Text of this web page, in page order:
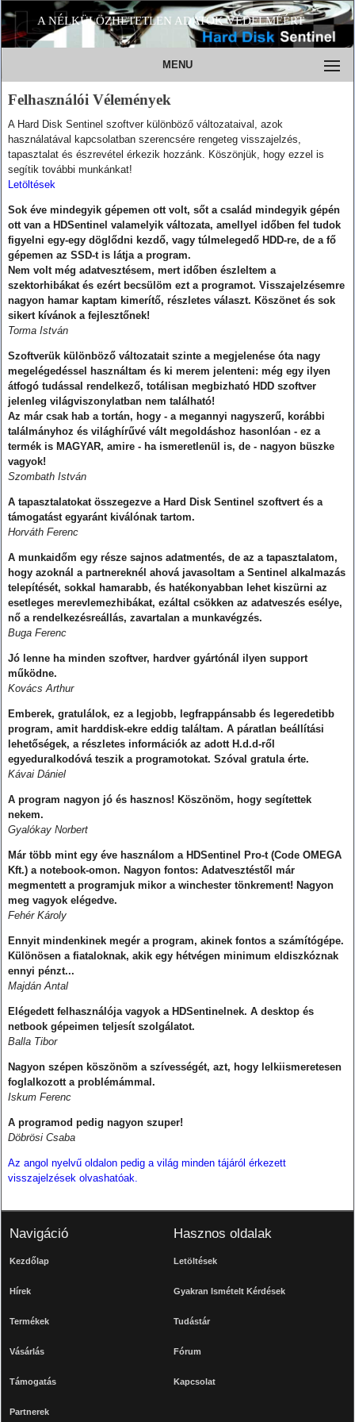
A NÉLKÜLÖZHETETLEN ADATOK VÉDELMÉÉRT
MENU
Felhasználói Vélemények
A Hard Disk Sentinel szoftver különböző változataival, azok
használatával kapcsolatban szerencsére rengeteg visszajelzés,
tapasztalat és észrevétel érkezik hozzánk. Köszönjük, hogy ezzel is
segítik további munkánkat!
Letöltések
Sok éve mindegyik gépemen ott volt, sőt a család mindegyik gépén
ott van a HDSentinel valamelyik változata, amellyel időben fel tudok
figyelni egy-egy döglődni kezdő, vagy túlmelegedő HDD-re, de a fő
gépemen az SSD-t is látja a program.
Nem volt még adatvesztésem, mert időben észleltem a
szektorhibákat és ezért becsülöm ezt a programot. Visszajelzésemre
nagyon hamar kaptam kimerítő, részletes választ. Köszönet és sok
sikert kívánok a fejlesztőnek!
Torma István
Szoftverük különböző változatait szinte a megjelenése óta nagy
megelégedéssel használtam és ki merem jelenteni: még egy ilyen
átfogó tudással rendelkező, totálisan megbizható HDD szoftver
jelenleg világviszonylatban nem található!
Az már csak hab a tortán, hogy - a megannyi nagyszerű, korábbi
találmányhoz és világhírűvé vált megoldáshoz hasonlóan - ez a
termék is MAGYAR, amire - ha ismeretlenül is, de - nagyon büszke
vagyok!
Szombath István
A tapasztalatokat összegezve a Hard Disk Sentinel szoftvert és a
támogatást egyaránt kiválónak tartom.
Horváth Ferenc
A munkaidőm egy része sajnos adatmentés, de az a tapasztalatom,
hogy azoknál a partnereknél ahová javasoltam a Sentinel alkalmazás
telepítését, sokkal hamarabb, és hatékonyabban lehet kiszürni az
esetleges merevlemezhibákat, ezáltal csökken az adatveszés esélye,
nő a rendelkezésreállás, zavartalan a munkavégzés.
Buga Ferenc
Jó lenne ha minden szoftver, hardver gyártónál ilyen support
működne.
Kovács Arthur
Emberek, gratulálok, ez a legjobb, legfrappánsabb és legeredetibb
program, amit harddisk-ekre eddig találtam. A páratlan beállítási
lehetőségek, a részletes információk az adott H.d.d-ről
egyeduralkodóvá teszik a programotokat. Szóval gratula érte.
Kávai Dániel
A program nagyon jó és hasznos! Köszönöm, hogy segítettek
nekem.
Gyalókay Norbert
Már több mint egy éve használom a HDSentinel Pro-t (Code OMEGA
Kft.) a notebook-omon. Nagyon fontos: Adatvesztéstől már
megmentett a programjuk mikor a winchester tönkrement! Nagyon
meg vagyok elégedve.
Fehér Károly
Ennyit mindenkinek megér a program, akinek fontos a számítógépe.
Különösen a fiataloknak, akik egy hétvégen minimum eldiszkóznak
ennyi pénzt...
Majdán Antal
Elégedett felhasználója vagyok a HDSentinelnek. A desktop és
netbook gépeimen teljesít szolgálatot.
Balla Tibor
Nagyon szépen köszönöm a szívességét, azt, hogy lelkiismeretesen
foglalkozott a problémámmal.
Iskum Ferenc
A programod pedig nagyon szuper!
Döbrösi Csaba
Az angol nyelvű oldalon pedig a világ minden tájáról érkezett
visszajelzések olvashatóak.
Navigáció
Kezdőlap
Hírek
Termékek
Vásárlás
Támogatás
Partnerek
Hasznos oldalak
Letöltések
Gyakran Ismételt Kérdések
Tudástár
Fórum
Kapcsolat